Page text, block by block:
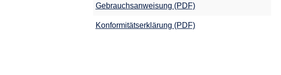
Gebrauchsanweisung (PDF)
Konformitätserklärung (PDF)